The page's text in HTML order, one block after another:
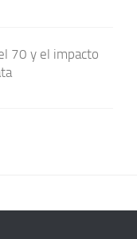
70 y el impacto